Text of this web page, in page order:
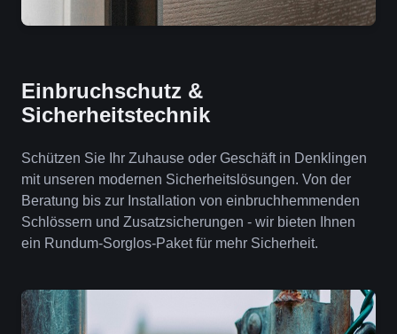
Einbruchschutz &
Sicherheitstechnik
Schützen Sie Ihr Zuhause oder Geschäft in Denklingen
mit unseren modernen Sicherheitslösungen. Von der
Beratung bis zur Installation von einbruchhemmenden
Schlössern und Zusatzsicherungen - wir bieten Ihnen
ein Rundum-Sorglos-Paket für mehr Sicherheit.